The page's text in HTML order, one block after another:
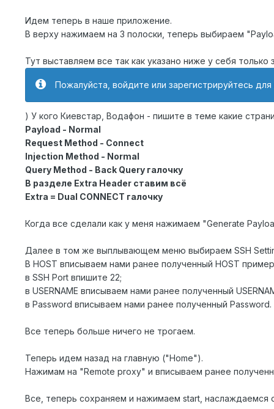
Идем теперь в наше приложение.
В верху нажимаем на 3 полоски, теперь выбираем
Тут выставляем все так как указано ниже у себя
Пожалуйста, войдите или зарегистрируйтесь
) У кого Киевстар, Водафон - пишите в теме какие
Payload - Normal
Request Method - Connect
Injection Method - Normal
Query Method - Back Query галочку
В разделе Extra Header ставим всё
Extra = Dual CONNECT галочку
Когда все сделали как у меня нажимаем "Generate
Далее в том же выплывающем меню выбираем SSH
В HOST вписываем нами ранее полученный HOST
в SSH Port впишите 22;
в USERNAME вписываем нами ранее полученный
в Password вписываем нами ранее полученный Password.
Все теперь больше ничего не трогаем.
Теперь идем назад на главную ("Home").
Нажимам на "Remote proxy" и вписываем ранее
Все, теперь сохраняем и нажимаем start, наслаждаемся